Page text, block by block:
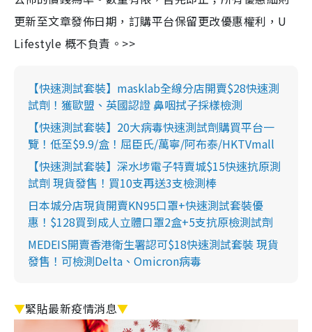
更新至文章發佈日期，訂購平台保留更改優惠權利，U
Lifestyle 概不負責。>>
【快速測試套裝】masklab全線分店開賣$28快速測
試劑！獲歐盟、英國認證 鼻咽拭子採樣檢測
【快速測試套裝】20大病毒快速測試劑購買平台一
覽！低至$9.9/盒！屈臣氏/萬寧/阿布泰/HKTVmall
【快速測試套裝】深水埗電子特賣城$15快速抗原測
試劑 現貨發售！買10支再送3支檢測棒
日本城分店現貨開賣KN95口罩+快速測試套裝優
惠！$128買到成人立體口罩2盒+5支抗原檢測試劑
MEDEIS開賣香港衛生署認可$18快速測試套裝 現貨
發售！可檢測Delta、Omicron病毒
▼緊貼最新疫情消息▼